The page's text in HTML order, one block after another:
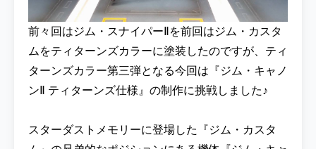
前々回はジム・スナイパーⅡを前回はジム・カスタ
ムをティターンズカラーに塗装したのですが、ティ
ターンズカラー第三弾となる今回は『ジム・キャノ
ンⅡ ティターンズ仕様』の制作に挑戦しました♪
スターダストメモリーに登場した『ジム・カスタ